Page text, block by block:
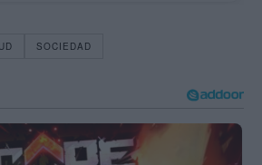
SOCIEDAD